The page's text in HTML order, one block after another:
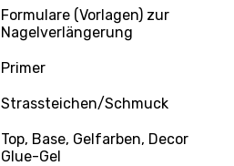
Formulare (Vorlagen) zur
Nagelverlängerung
Primer
Strassteichen/Schmuck
Top, Base, Gelfarben, Decor
Glue-Gel
Zum Warenkorb